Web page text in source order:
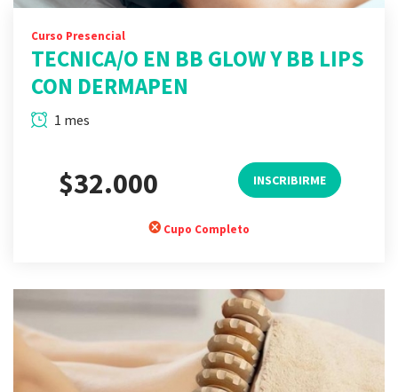
Curso Presencial
TECNICA/O EN BB GLOW Y BB LIPS
CON DERMAPEN
1 mes
$32.000 INSCRIBIRME
Cupo Completo